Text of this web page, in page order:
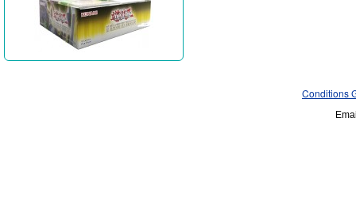
Conditions